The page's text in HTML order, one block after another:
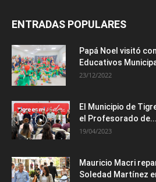
ENTRADAS POPULARES
Papá Noel visitó
Educativos
23/12/2022
El Municipio de
el Profesorado de...
19/04/2023
Mauricio Macri
Soledad Martínez